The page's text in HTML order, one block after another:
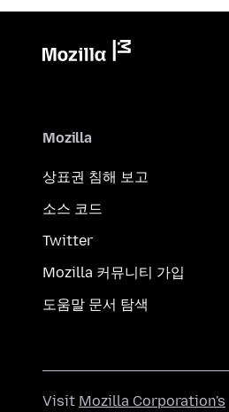
Mozilla
상표권 침해 보고
소스 코드
Twitter
Mozilla 커뮤니티 가입
도움말 문서 탐색
Visit Mozilla Corporation's